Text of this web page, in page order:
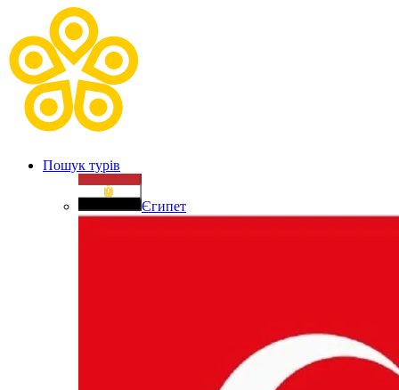
Пошук турів
Єгипет